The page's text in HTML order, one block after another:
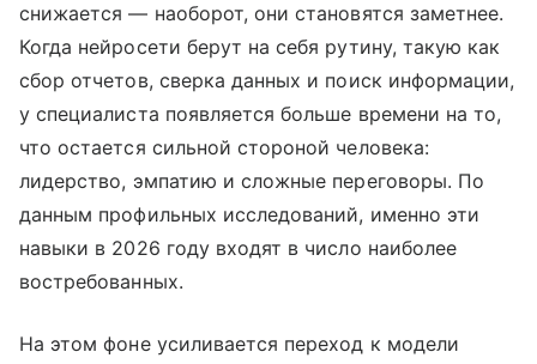
снижается — наоборот, они становятся заметнее.
Когда нейросети берут на себя рутину, такую как
сбор отчетов, сверка данных и поиск информации,
у специалиста появляется больше времени на то,
что остается сильной стороной человека:
лидерство, эмпатию и сложные переговоры. По
данным профильных исследований, именно эти
навыки в 2026 году входят в число наиболее
востребованных.
На этом фоне усиливается переход к модели